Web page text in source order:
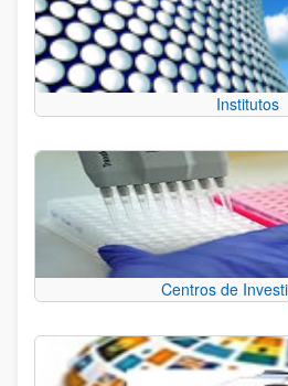
Institutos
Centros de